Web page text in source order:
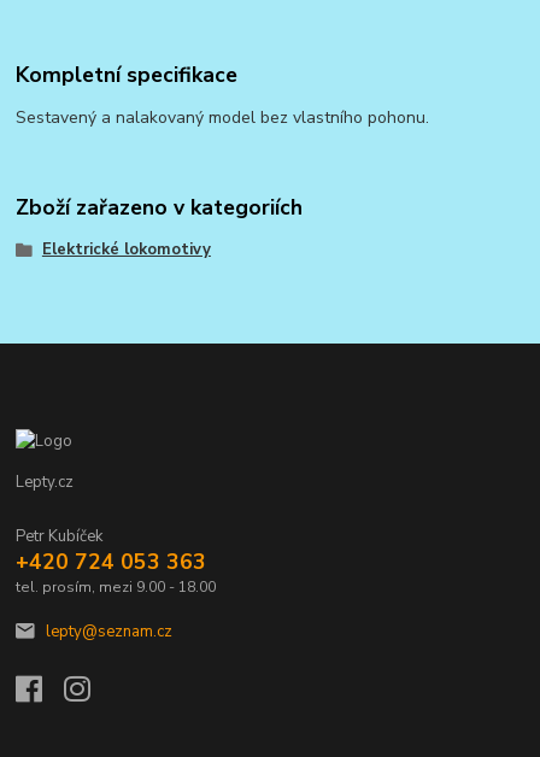
Kompletní specifikace
Sestavený a nalakovaný model bez vlastního pohonu.
Zboží zařazeno v kategoriích
Elektrické lokomotivy
Lepty.cz
Petr Kubíček
+420 724 053 363
tel. prosím, mezi 9.00 - 18.00
lepty@seznam.cz